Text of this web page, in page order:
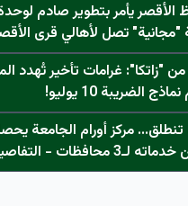
يأمر بتطوير صادم
تصل لأهالي قرى
"زاتكا": غرامات تأخير تُهدد
الضريبة 10 يوليو!
تنطلق... مركز أورام الجامعة
- التفاصيل الكاملة